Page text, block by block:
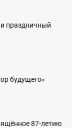
праздничный
будущего»
87-летию